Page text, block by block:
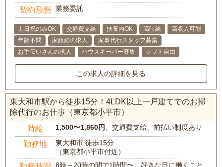
契約形態 業務委託
土日祝のみOK 交通費支給 扶養内OK 高時給
高収入可能
年齢不問
家政婦の求人
家事代行スタッフ募集
お手伝いさんの求人
ハウスキーパー募集 シフト自由
この求人の詳細を見る
東大和市駅から徒歩15分！4LDK以上一戸建てでのお掃
除代行のお仕事（東京都小平市）
時給 1,500〜1,860円、交通費支給、前払い制度あり
勤務地
東大和市 徒歩15分
（東京都小平市付近）
8時～20時の間で1時間〜、好きな日に働くこと